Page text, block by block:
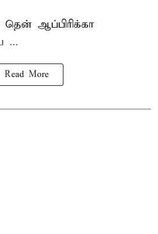
ஆப்பிரிக்கா
...
Read More